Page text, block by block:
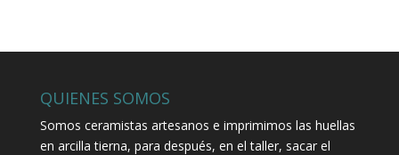
QUIENES SOMOS
Somos ceramistas artesanos e imprimimos las huellas
en arcilla tierna, para después, en el taller, sacar el